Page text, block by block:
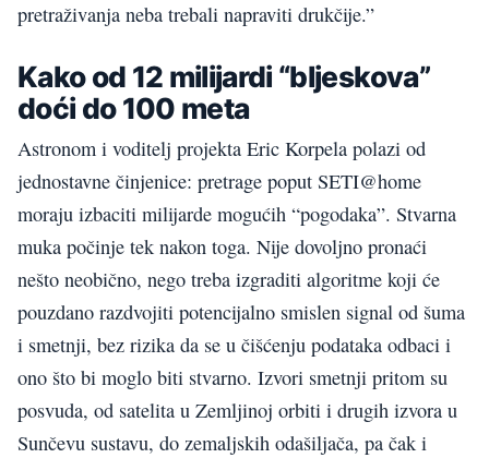
pretraživanja neba trebali napraviti drukčije.”
Kako od 12 milijardi “bljeskova”
doći do 100 meta
Astronom i voditelj projekta Eric Korpela polazi od
jednostavne činjenice: pretrage poput SETI@home
moraju izbaciti milijarde mogućih “pogodaka”. Stvarna
muka počinje tek nakon toga. Nije dovoljno pronaći
nešto neobično, nego treba izgraditi algoritme koji će
pouzdano razdvojiti potencijalno smislen signal od šuma
i smetnji, bez rizika da se u čišćenju podataka odbaci i
ono što bi moglo biti stvarno. Izvori smetnji pritom su
posvuda, od satelita u Zemljinoj orbiti i drugih izvora u
Sunčevu sustavu, do zemaljskih odašiljača, pa čak i